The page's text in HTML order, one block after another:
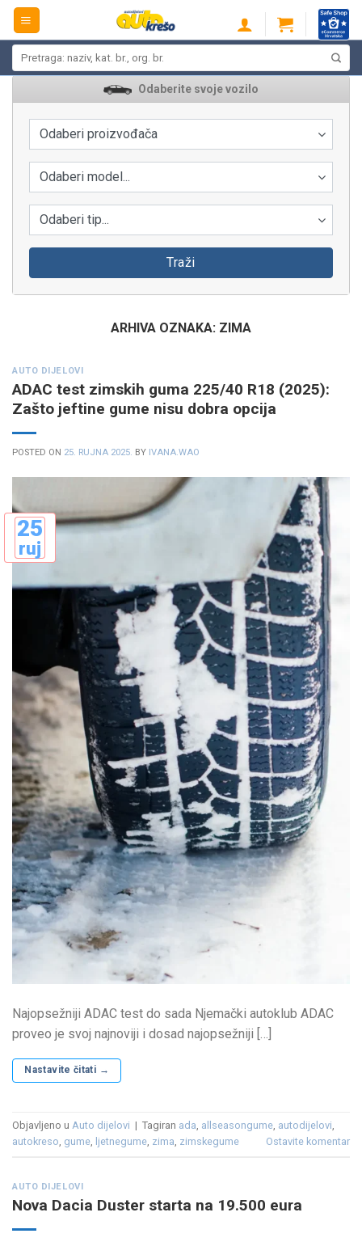
Skip
content
Odaberite svoje vozilo
Odaberi proizvođača
Odaberi model...
Odaberi tip...
Traži
ARHIVA OZNAKA: ZIMA
AUTO DIJELOVI
ADAC test zimskih guma 225/40 R18 (2025):
Zašto jeftine gume nisu dobra opcija
POSTED ON 25. RUJNA 2025. BY IVANA.WAO
25
ruj
Najopsežniji ADAC test do sada Njemački autoklub ADAC
proveo je svoj najnoviji i dosad najopsežniji […]
Nastavite čitati →
Objavljeno u Auto dijelovi | Tagiran ada, allseasongume, autodijelovi,
autokreso, gume, ljetnegume, zima, zimskegume Ostavite komentar
AUTO DIJELOVI
Nova Dacia Duster starta na 19.500 eura